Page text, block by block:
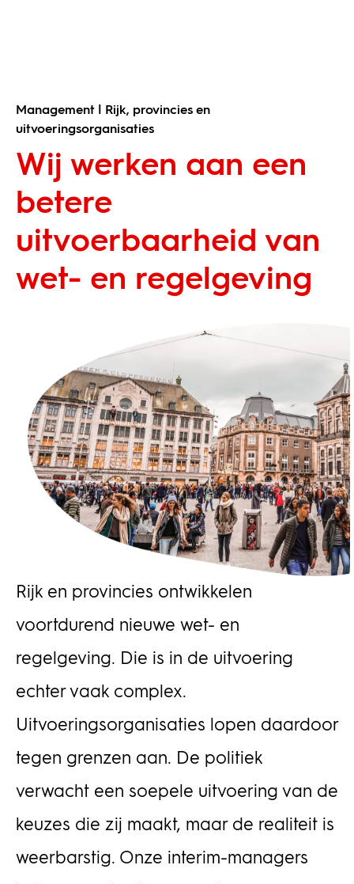
Management | Rijk, provincies en
uitvoeringsorganisaties
Wij werken aan een
betere
uitvoerbaarheid van
wet- en regelgeving
Rijk en provincies ontwikkelen
voortdurend nieuwe wet- en
regelgeving. Die is in de uitvoering
echter vaak complex.
Uitvoeringsorganisaties lopen daardoor
tegen grenzen aan. De politiek
verwacht een soepele uitvoering van de
keuzes die zij maakt, maar de realiteit is
weerbarstig. Onze interim-managers